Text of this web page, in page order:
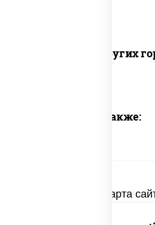
Доставка в других
Предлагаем также:
Карта